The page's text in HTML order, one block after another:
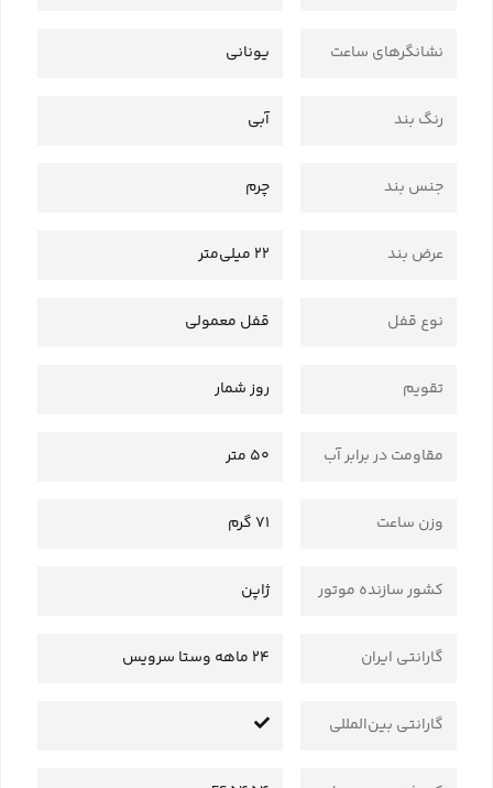
نشانگرهای ساعت یونانی
رنگ بند آبی
جنس بند چرم
عرض بند 22 میلی‌متر
نوع قفل قفل معمولی
تقویم روز شمار
مقاومت در برابر آب 50 متر
وزن ساعت 71 گرم
کشور سازنده موتور ژاپن
گارانتی ایران 24 ماهه وستا سرویس
گارانتی بین‌المللی